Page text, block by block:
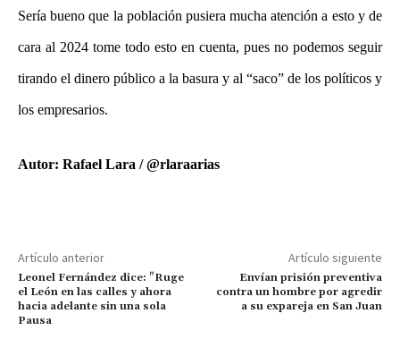
Sería bueno que la población pusiera mucha atención a esto y de
cara al 2024 tome todo esto en cuenta, pues no podemos seguir
tirando el dinero público a la basura y al “saco” de los políticos y
los empresarios.
Autor: Rafael Lara / @rlaraarias
Artículo anterior
Leonel Fernández dice: "Ruge
el León en las calles y ahora
hacia adelante sin una sola
Pausa
Artículo siguiente
Envían prisión preventiva
contra un hombre por agredir
a su expareja en San Juan